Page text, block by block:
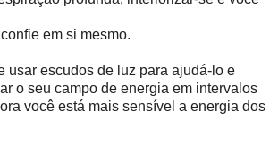
em si mesmo.
usar escudos de luz para ajudá-lo e
o seu campo de energia em intervalos
você está mais sensível a energia dos